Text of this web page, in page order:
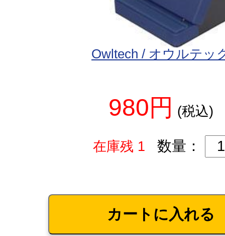
Owltech / オウルテッ
980円 (税込)
在庫残 1 数量：